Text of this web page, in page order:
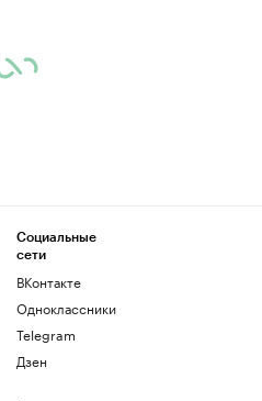
Социальные
сети
ВКонтакте
Одноклассники
Telegram
Дзен